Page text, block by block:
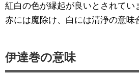
紅白の色が縁起が良いとされてい
赤には魔除け、白には清浄の意味
伊達巻の意味